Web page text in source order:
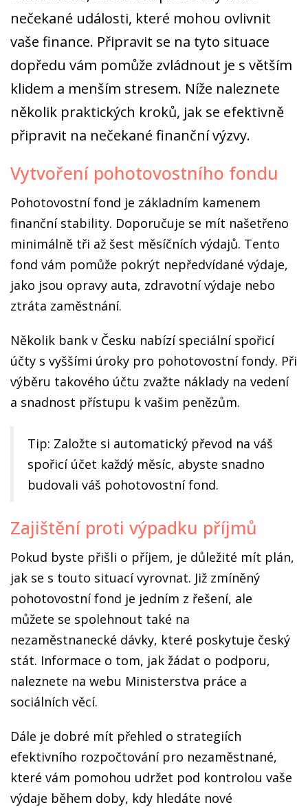
nečekané události, které mohou ovlivnit
vaše finance. Připravit se na tyto situace
dopředu vám pomůže zvládnout je s větším
klidem a menším stresem. Níže naleznete
několik praktických kroků, jak se efektivně
připravit na nečekané finanční výzvy.
Vytvoření pohotovostního fondu
Pohotovostní fond je základním kamenem
finanční stability. Doporučuje se mít našetřeno
minimálně tři až šest měsíčních výdajů. Tento
fond vám pomůže pokrýt nepředvídané výdaje,
jako jsou opravy auta, zdravotní výdaje nebo
ztráta zaměstnání.
Několik bank v Česku nabízí speciální spořicí
účty s vyššími úroky pro pohotovostní fondy. Při
výběru takového účtu zvažte náklady na vedení
a snadnost přístupu k vašim penězům.
Tip: Založte si automatický převod na váš
spořicí účet každý měsíc, abyste snadno
budovali váš pohotovostní fond.
Zajištění proti výpadku příjmů
Pokud byste přišli o příjem, je důležité mít plán,
jak se s touto situací vyrovnat. Již zmíněný
pohotovostní fond je jedním z řešení, ale
můžete se spolehnout také na
nezaměstnanecké dávky, které poskytuje český
stát. Informace o tom, jak žádat o podporu,
naleznete na webu Ministerstva práce a
sociálních věcí.
Dále je dobré mít přehled o strategiích
efektivního rozpočtování pro nezaměstnané,
které vám pomohou udržet pod kontrolou vaše
výdaje během doby, kdy hledáte nové